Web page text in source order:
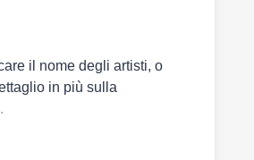
il nome degli artisti, o
in più sulla